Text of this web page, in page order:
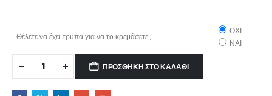
Θέλετε να έχει τρύπα για να το κρεμάσετε ;
ΟΧΙ
ΝΑΙ
ΠΡΟΣΘΉΚΗ ΣΤΟ ΚΑΛΆΘΙ